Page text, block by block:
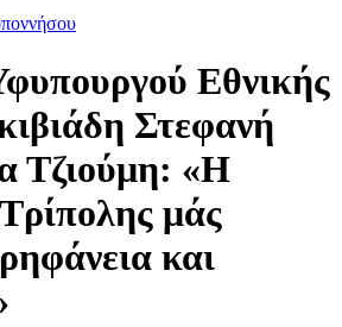
Εθνικής
Στεφανή
Τζιούμη: «Η
μάς
και